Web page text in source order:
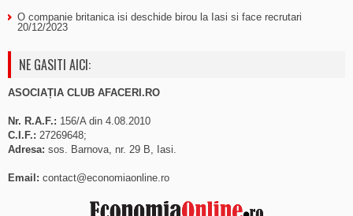
O companie britanica isi deschide birou la Iasi si face recrutari
20/12/2023
NE GASITI AICI:
ASOCIAȚIA CLUB AFACERI.RO
Nr. R.A.F.: 156/A din 4.08.2010
C.I.F.: 27269648;
Adresa: sos. Barnova, nr. 29 B, Iasi.
Email: contact@economiaonline.ro